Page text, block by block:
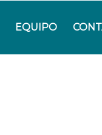
EQUIPO